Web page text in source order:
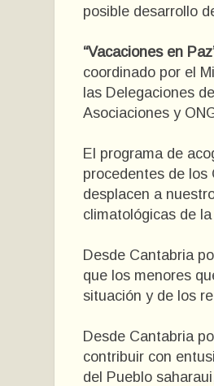
posible desarrollo
“Vacaciones en
coordinado por el
las Delegaciones
Asociaciones y
El programa de
procedentes de los
desplacen a
climatológicas de
Desde Cantabria
que los menores
situación y de los
Desde Cantabria
contribuir con
del Pueblo